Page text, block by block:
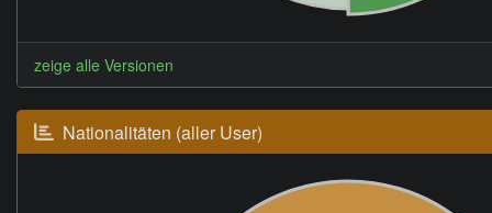
zeige alle Versionen
Nationalitäten (aller User)